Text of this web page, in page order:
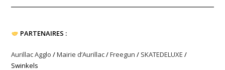
PARTENAIRES :
Aurillac Agglo /Mairie d’Aurillac/Freegun / SKATEDELUXE /
Swinkels